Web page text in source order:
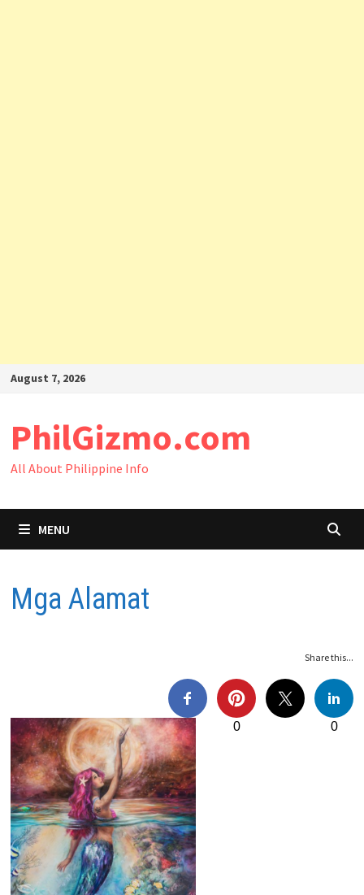
Skip
content
August 7, 2026
PhilGizmo.com
All About Philippine Info
MENU
Mga Alamat
Share this...
0 0 0